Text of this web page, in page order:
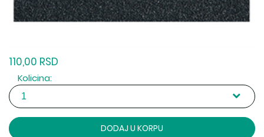
110,00 RSD
Kolicina:
DODAJ U KORPU